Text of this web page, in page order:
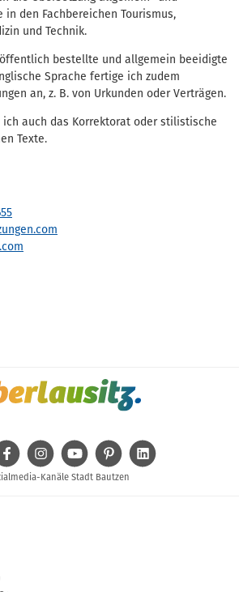
den Fachbereichen Tourismus,
und Technik.
öffent­lich bestellte und all­ge­mein beeidigte
Spra­che fertige ich zudem
an, z. B. von Urkunden oder Verträgen.
auch das Korrektorat oder stilistische
Texte.
FacebookInstagramYoutube Pinterest
Kanäle Stadt Bautzen